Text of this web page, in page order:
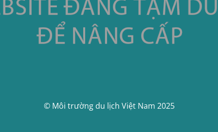
© Môi trường du lịch Việt Nam 2025